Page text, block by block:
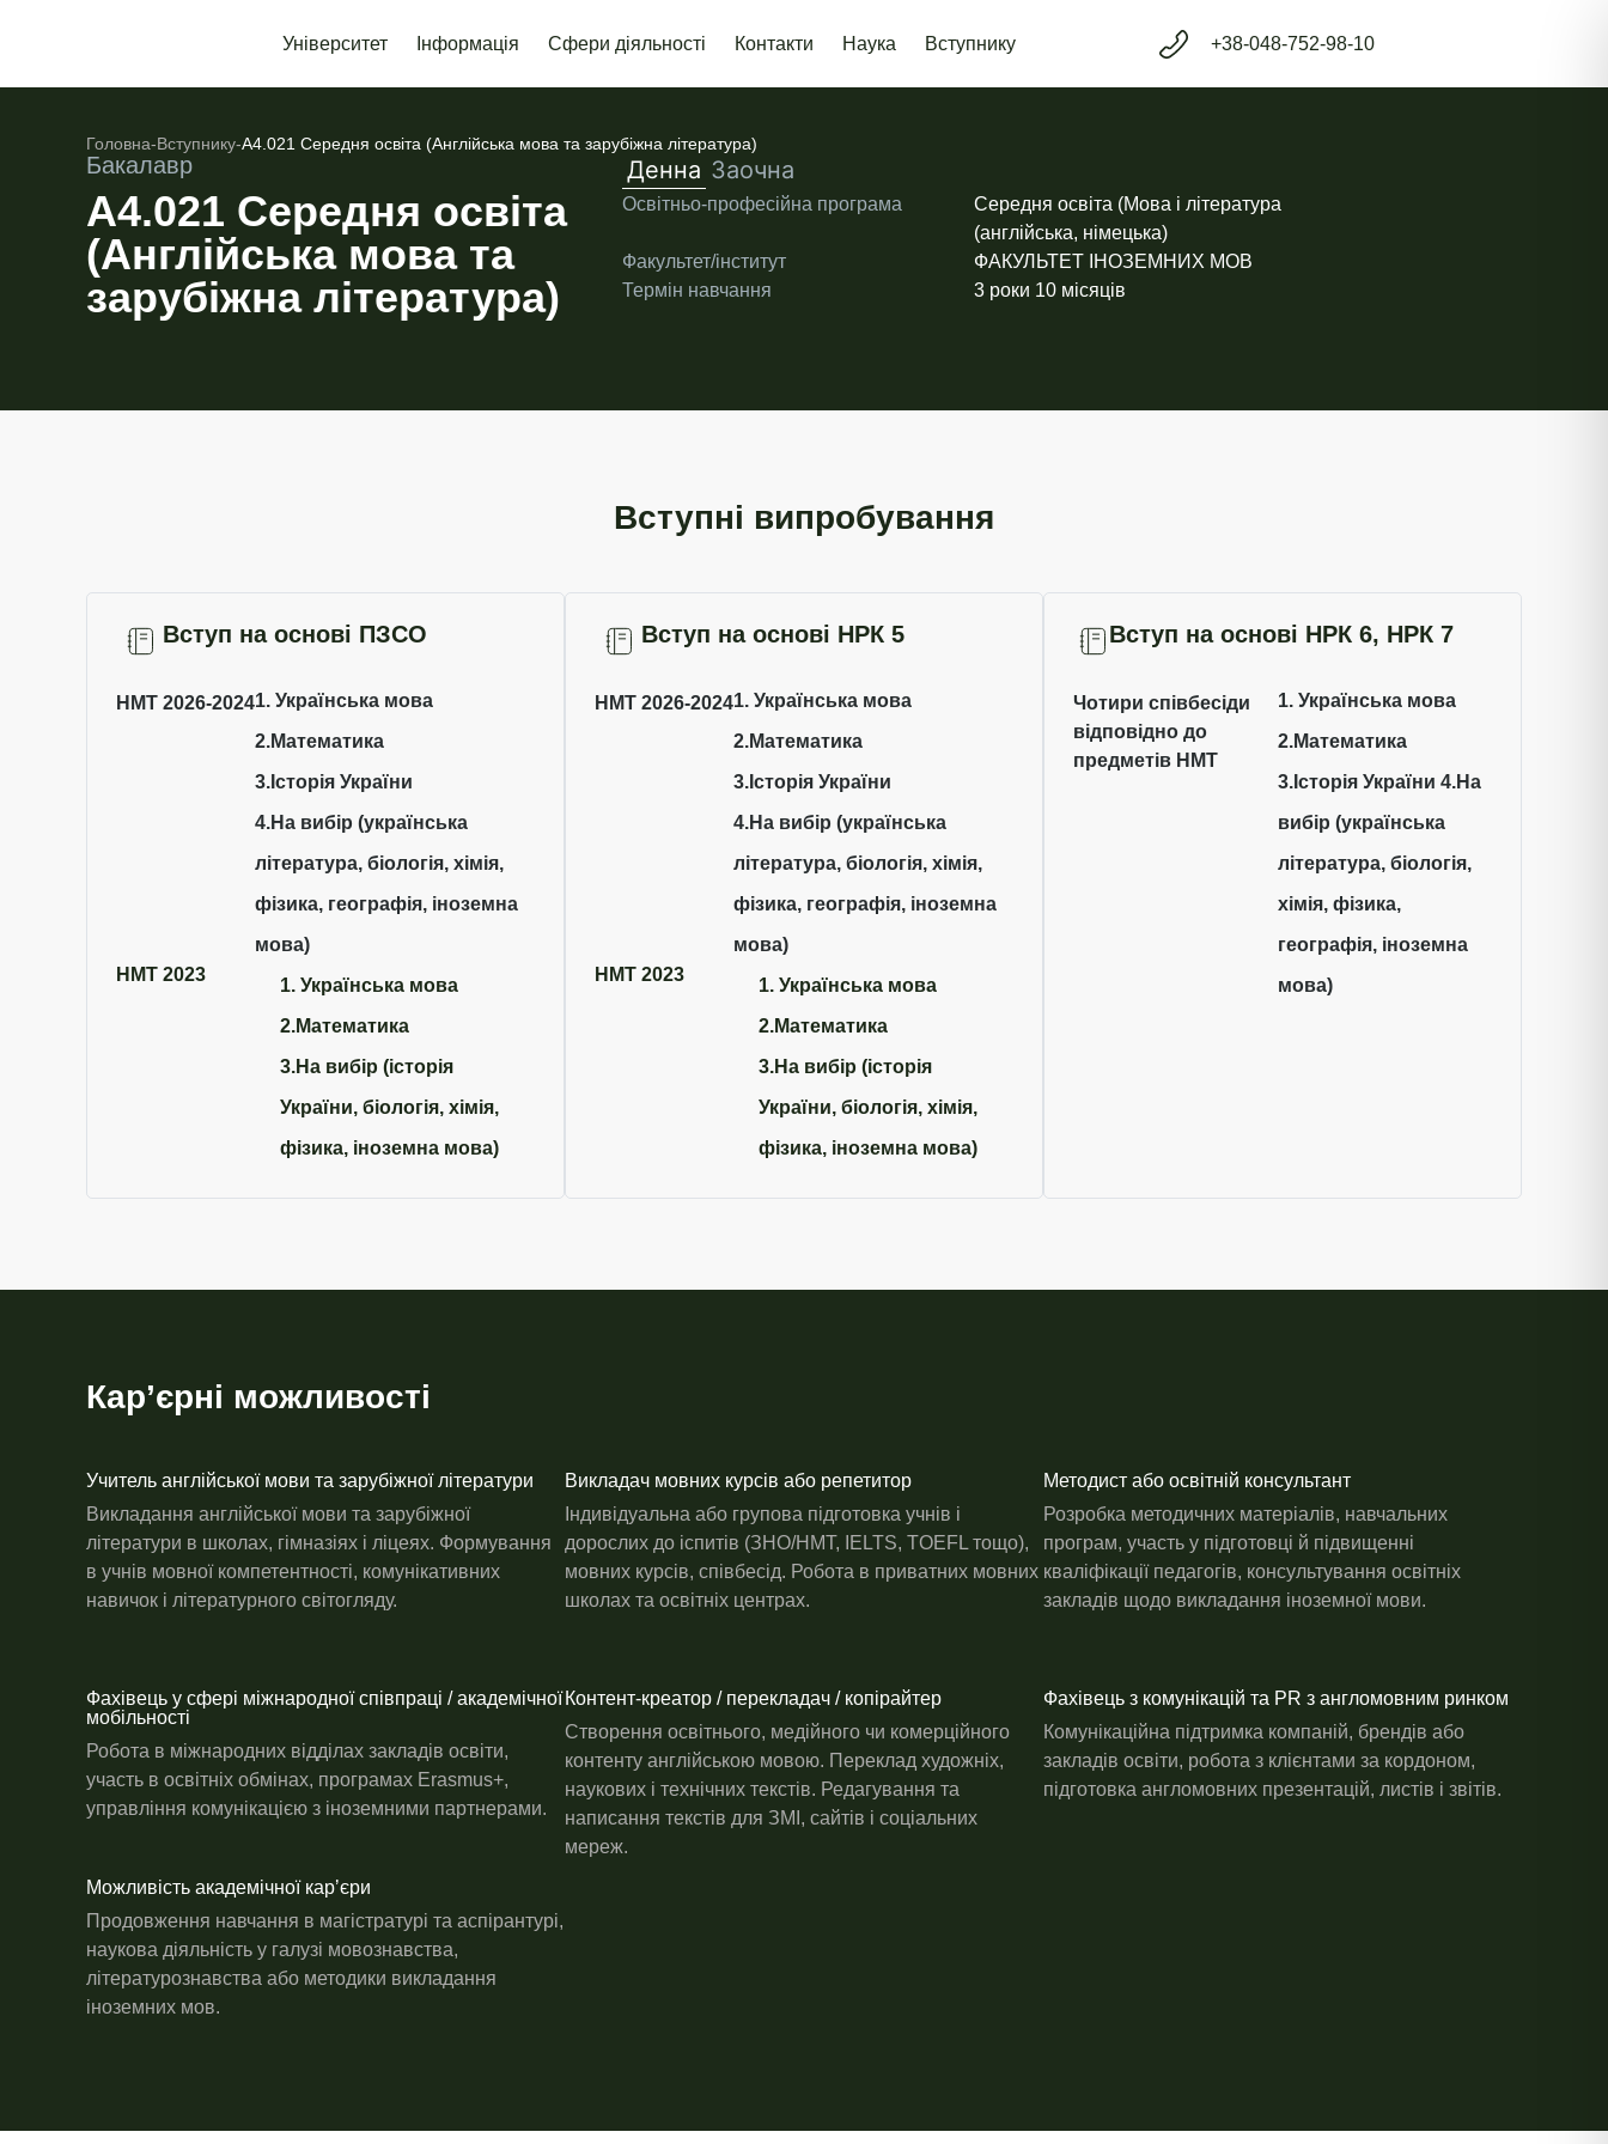
Університет Інформація Сфери діяльності Контакти Наука Вступнику +38-048-752-98-10
Головна-Вступнику-А4.021 Середня освіта (Англійська мова та зарубіжна література)
Бакалавр
А4.021 Середня освіта
(Англійська мова та
зарубіжна література)
Денна Заочна
Освітньо-професійна програма
Середня освіта (Мова і література
(англійська, німецька)
Факультет/інститут
ФАКУЛЬТЕТ ІНОЗЕМНИХ МОВ
Термін навчання
3 роки 10 місяців​
Вступні випробування
Вступ на основі ПЗСО
НМТ 2026-20241. Українська мова
2.Математика
3.Історія України
4.На вибір (українська
література, біологія, хімія,
фізика, географія, іноземна
мова)
НМТ 2023
1. Українська мова
2.Математика
3.На вибір (історія
України, біологія, хімія,
фізика, іноземна мова)
Вступ на основі НРК 5
НМТ 2026-20241. Українська мова
2.Математика
3.Історія України
4.На вибір (українська
література, біологія, хімія,
фізика, географія, іноземна
мова)
НМТ 2023
1. Українська мова
2.Математика
3.На вибір (історія
України, біологія, хімія,
фізика, іноземна мова)
Вступ на основі НРК 6, НРК 7
Чотири співбесіди
відповідно до
предметів НМТ
1. Українська мова
2.Математика
3.Історія України 4.На
вибір (українська
література, біологія,
хімія, фізика,
географія, іноземна
мова)​
Кар’єрні можливості
Учитель англійської мови та зарубіжної літератури
Викладання англійської мови та зарубіжної
літератури в школах, гімназіях і ліцеях. Формування
в учнів мовної компетентності, комунікативних
навичок і літературного світогляду.
Викладач мовних курсів або репетитор
Індивідуальна або групова підготовка учнів і
дорослих до іспитів (ЗНО/НМТ, IELTS, TOEFL тощо),
мовних курсів, співбесід. Робота в приватних мовних
школах та освітніх центрах.
Методист або освітній консультант
Розробка методичних матеріалів, навчальних
програм, участь у підготовці й підвищенні
кваліфікації педагогів, консультування освітніх
закладів щодо викладання іноземної мови.
Фахівець у сфері міжнародної співпраці / академічної
мобільності
Робота в міжнародних відділах закладів освіти,
участь в освітніх обмінах, програмах Erasmus+,
управління комунікацією з іноземними партнерами.
Контент-креатор / перекладач / копірайтер
Створення освітнього, медійного чи комерційного
контенту англійською мовою. Переклад художніх,
наукових і технічних текстів. Редагування та
написання текстів для ЗМІ, сайтів і соціальних
мереж.
Фахівець з комунікацій та PR з англомовним ринком
Комунікаційна підтримка компаній, брендів або
закладів освіти, робота з клієнтами за кордоном,
підготовка англомовних презентацій, листів і звітів.
Можливість академічної карʼєри
Продовження навчання в магістратурі та аспірантурі,
наукова діяльність у галузі мовознавства,
літературознавства або методики викладання
іноземних мов.